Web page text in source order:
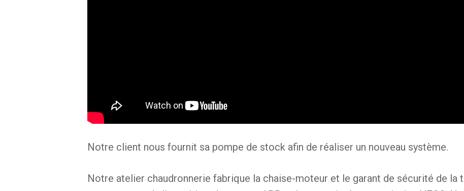
Notre client nous fournit sa pompe de stock afin de réaliser un nouveau système.
Notre atelier chaudronnerie fabrique la chaise-moteur et le garant de sécurité de la